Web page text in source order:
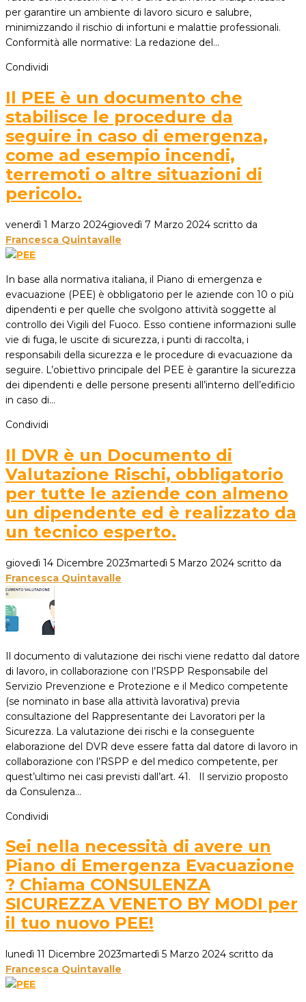
per garantire un ambiente di lavoro sicuro e salubre,
minimizzando il rischio di infortuni e malattie professionali.
Conformità alle normative: La redazione del…
Condividi
Il PEE è un documento che
stabilisce le procedure da
seguire in caso di emergenza,
come ad esempio incendi,
terremoti o altre situazioni di
pericolo.
venerdì 1 Marzo 2024giovedì 7 Marzo 2024 scritto da
Francesca Quintavalle
In base alla normativa italiana, il Piano di emergenza e
evacuazione (PEE) è obbligatorio per le aziende con 10 o più
dipendenti e per quelle che svolgono attività soggette al
controllo dei Vigili del Fuoco. Esso contiene informazioni sulle
vie di fuga, le uscite di sicurezza, i punti di raccolta, i
responsabili della sicurezza e le procedure di evacuazione da
seguire. L’obiettivo principale del PEE è garantire la sicurezza
dei dipendenti e delle persone presenti all’interno dell’edificio
in caso di…
Condividi
Il DVR è un Documento di
Valutazione Rischi, obbligatorio
per tutte le aziende con almeno
un dipendente ed è realizzato da
un tecnico esperto.
giovedì 14 Dicembre 2023martedì 5 Marzo 2024 scritto da
Francesca Quintavalle
Il documento di valutazione dei rischi viene redatto dal datore
di lavoro, in collaborazione con l’RSPP Responsabile del
Servizio Prevenzione e Protezione e il Medico competente
(se nominato in base alla attività lavorativa) previa
consultazione del Rappresentante dei Lavoratori per la
Sicurezza. La valutazione dei rischi e la conseguente
elaborazione del DVR deve essere fatta dal datore di lavoro in
collaborazione con l’RSPP e del medico competente, per
quest’ultimo nei casi previsti dall’art. 41. Il servizio proposto
da Consulenza…
Condividi
Sei nella necessità di avere un
Piano di Emergenza Evacuazione
? Chiama CONSULENZA
SICUREZZA VENETO BY MODI per
il tuo nuovo PEE!
lunedì 11 Dicembre 2023martedì 5 Marzo 2024 scritto da
Francesca Quintavalle